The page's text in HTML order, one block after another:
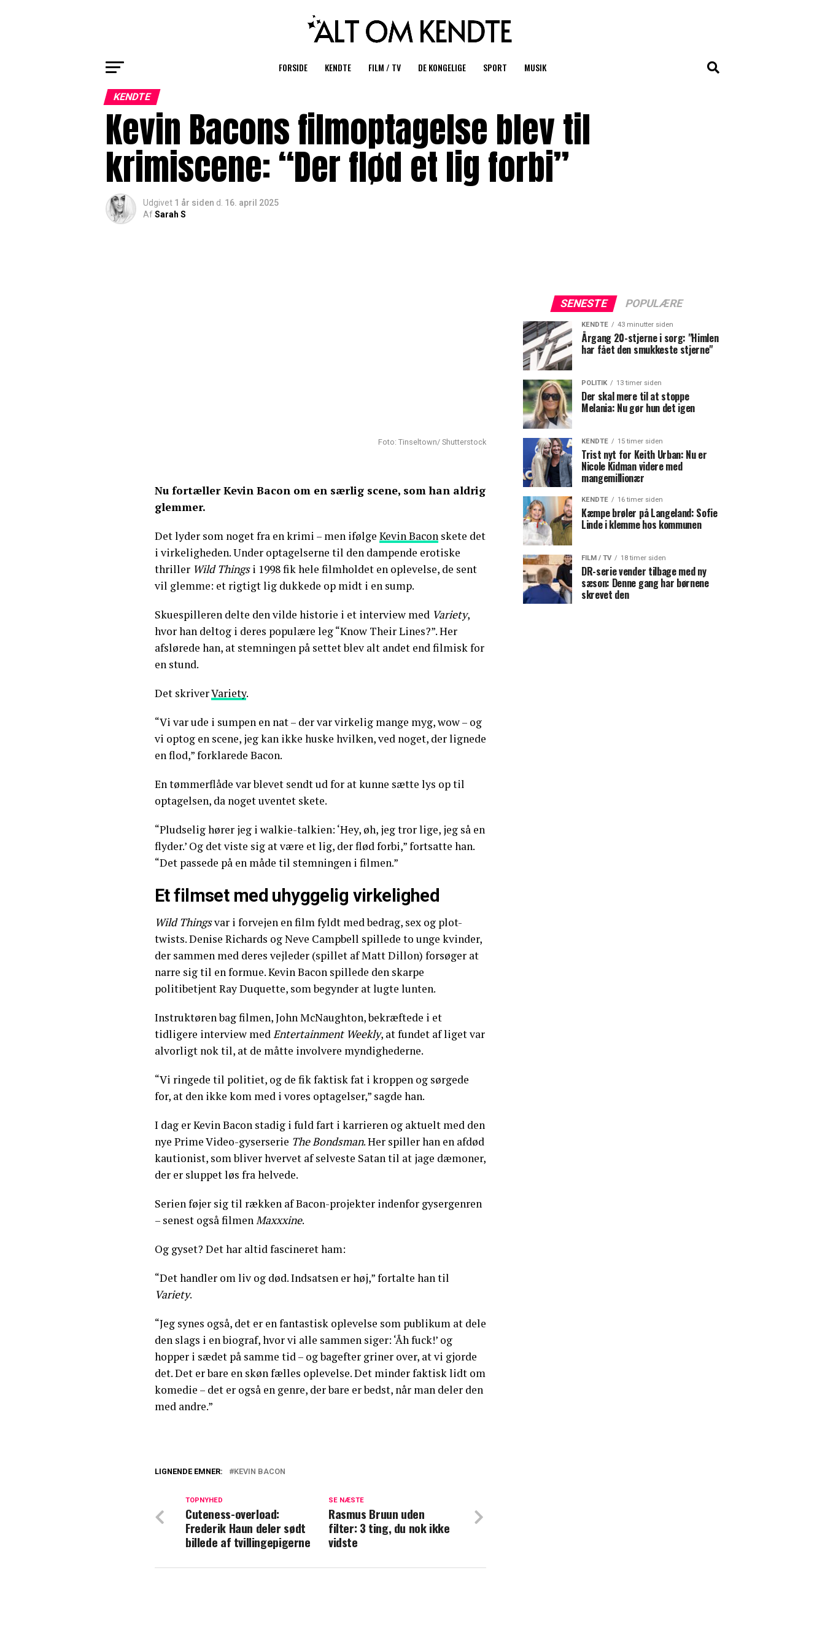
FORSIDE KENDTE FILM / TV DE KONGELIGE SPORT MUSIK
KENDTE
Kevin Bacons filmoptagelse blev til
krimiscene: “Der flød et lig forbi”
Udgivet 1 år siden d. 16. april 2025
AfSarah S
Foto: Tinseltown/ Shutterstock
Nu fortæller Kevin Bacon om en særlig scene, som han aldrig
glemmer.
Det lyder som noget fra en krimi – men ifølge Kevin Bacon skete det
i virkeligheden. Under optagelserne til den dampende erotiske
thriller Wild Thingsi 1998 fik hele filmholdet en oplevelse, de sent
vil glemme: et rigtigt lig dukkede op midt i en sump.
Skuespilleren delte den vilde historie i et interview med Variety,
hvor han deltog i deres populære leg “Know Their Lines?”. Her
afslørede han, at stemningen på settet blev alt andet end filmisk for
en stund.
Det skriverVariety.
“Vi var ude i sumpen en nat – der var virkelig mange myg, wow – og
vi optog en scene, jeg kan ikke huske hvilken, ved noget, der lignede
en flod,” forklarede Bacon.
En tømmerflåde var blevet sendt ud for at kunne sætte lys op til
optagelsen, da noget uventet skete.
“Pludselig hører jeg i walkie-talkien: ‘Hey, øh, jeg tror lige, jeg så en
flyder.’ Og det viste sig at være et lig, der flød forbi,” fortsatte han.
“Det passede på en måde til stemningen i filmen.”
Et filmset med uhyggelig virkelighed
Wild Thingsvar i forvejen en film fyldt med bedrag, sex og plot-
twists. Denise Richards og Neve Campbell spillede to unge kvinder,
der sammen med deres vejleder (spillet af Matt Dillon) forsøger at
narre sig til en formue. Kevin Bacon spillede den skarpe
politibetjent Ray Duquette, som begynder at lugte lunten.
Instruktøren bag filmen, John McNaughton, bekræftede i et
tidligere interview medEntertainment Weekly, at fundet af liget var
alvorligt nok til, at de måtte involvere myndighederne.
“Vi ringede til politiet, og de fik faktisk fat i kroppen og sørgede
for, at den ikke kom med i vores optagelser,” sagde han.
I dag er Kevin Bacon stadig i fuld fart i karrieren og aktuelt med den
nye Prime Video-gyserserie The Bondsman. Her spiller han en afdød
kautionist, som bliver hvervet af selveste Satan til at jage dæmoner,
der er sluppet løs fra helvede.
Serien føjer sig til rækken af Bacon-projekter indenfor gysergenren
– senest også filmenMaxxxine.
Og gyset? Det har altid fascineret ham:
“Det handler om liv og død. Indsatsen er høj,” fortalte han til
Variety.
“Jeg synes også, det er en fantastisk oplevelse som publikum at dele
den slags i en biograf, hvor vi alle sammen siger: ‘Åh fuck!’ og
hopper i sædet på samme tid – og bagefter griner over, at vi gjorde
det. Det er bare en skøn fælles oplevelse. Det minder faktisk lidt om
komedie – det er også en genre, der bare er bedst, når man deler den
med andre.”
lige så godt have været gift"
Seerne raser: Tom Hanks gør comeback med 'gammel'
karakter
LIGNENDE EMNER: KEVIN BACON
SE NÆSTE
Rasmus Bruun uden
filter: 3 ting, du nok ikke
vidste
TOPNYHED
Cuteness-overload:
Frederik Haun deler sødt
billede af tvillingepigerne
SENESTE POPULÆRE
KENDTE 43 minutter siden
Årgang 20-stjerne i sorg: "Himlen
har fået den smukkeste stjerne"
POLITIK 13 timer siden
Der skal mere til at stoppe
Melania: Nu gør hun det igen
KENDTE 15 timer siden
Trist nyt for Keith Urban: Nu er
Nicole Kidman videre med
mangemillionær
KENDTE 16 timer siden
Kæmpe brøler på Langeland: Sofie
Linde i klemme hos kommunen
FILM / TV 18 timer siden
DR-serie vender tilbage med ny
sæson: Denne gang har børnene
skrevet den